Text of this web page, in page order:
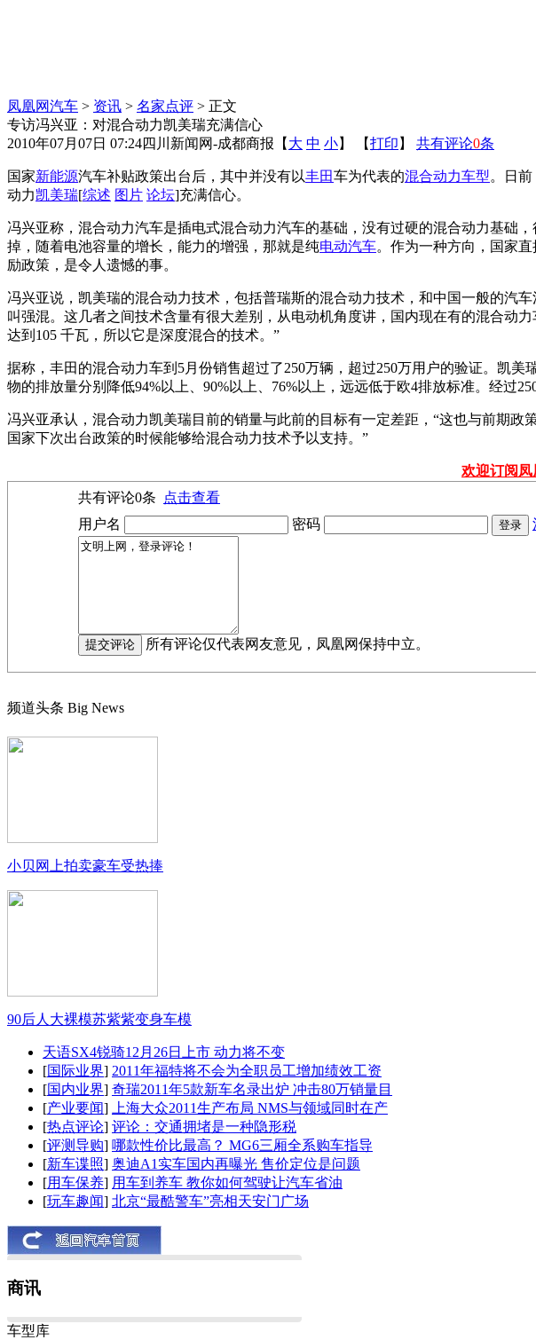
凤凰网汽车 > 资讯 > 名家点评 > 正文
专访冯兴亚：对混合动力凯美瑞充满信心
2010年07月07日 07:24四川新闻网-成都商报 【 大 中 小】 【打印 】 共有评论0条
国家新能源汽车补贴政策出台后，其中并没有以丰田车为代表的混合动力车型。日前
动力凯美瑞[综述 图片 论坛]充满信心。
冯兴亚称，混合动力汽车是插电式混合动力汽车的基础，没有过硬的混合动力基础
掉，随着电池容量的增长，能力的增强，那就是纯电动汽车。作为一种方向，国家
励政策，是令人遗憾的事。
冯兴亚说，凯美瑞的混合动力技术，包括普瑞斯的混合动力技术，和中国一般的汽
叫强混。这几者之间技术含量有很大差别，从电动机角度讲，国内现在有的混合动
达到105 千瓦，所以它是深度混合的技术。”
据称，丰田的混合动力车到5月份销售超过了250万辆，超过250万用户的验证。凯
物的排放量分别降低94%以上、90%以上、76%以上，远远低于欧4排放标准。经过
冯兴亚承认，混合动力凯美瑞目前的销量与此前的目标有一定差距，“这也与前期
国家下次出台政策的时候能够给混合动力技术予以支持。”
欢迎订阅凤
共有评论0条
点击查看
用户名
密码
所有评论仅代表网友意见，凤凰网保持中立。
频道头条 Big News
小贝网上拍卖豪车受热捧
90后人大裸模苏紫紫变身车模
天语SX4锐骑12月26日上市 动力将不变
[国际业界] 2011年福特将不会为全职员工增加绩效工资
[国内业界] 奇瑞2011年5款新车名录出炉 冲击80万销量目
[产业要闻]
上海大众2011生产布局 NMS与领域同时在产
[热点评论] 评论：交通拥堵是一种隐形税
[评测导购] 哪款性价比最高？ MG6三厢全系购车指导
[新车谍照] 奥迪A1实车国内再曝光 售价定位是问题
[用车保养] 用车到养车 教你如何驾驶让汽车省油
[玩车趣闻] 北京“最酷警车”亮相天安门广场
商讯
车型库